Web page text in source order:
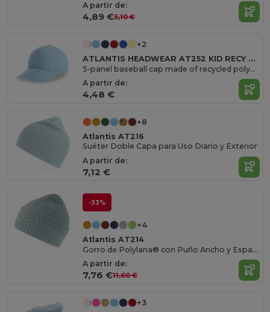
A partir de:
4,89 €5,10 €
+2
ATLANTIS HEADWEAR AT252 KID RECY FIVE
5-panel baseball cap made of recycled polyester
A partir de:
4,48 €
+8
Atlantis AT216
Suéter Doble Capa para Uso Diario y Exterior
A partir de:
7,12 €
-33%
+4
Atlantis AT214
Gorro de Polylana® con Puño Ancho y Espacio para Bordados
A partir de:
7,76 €11,60 €
+3